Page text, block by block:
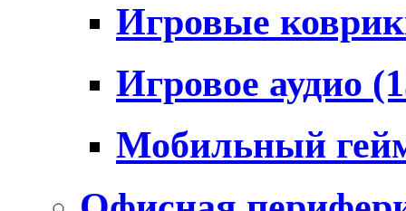
Игровые
Игровое аудио
Мобильный